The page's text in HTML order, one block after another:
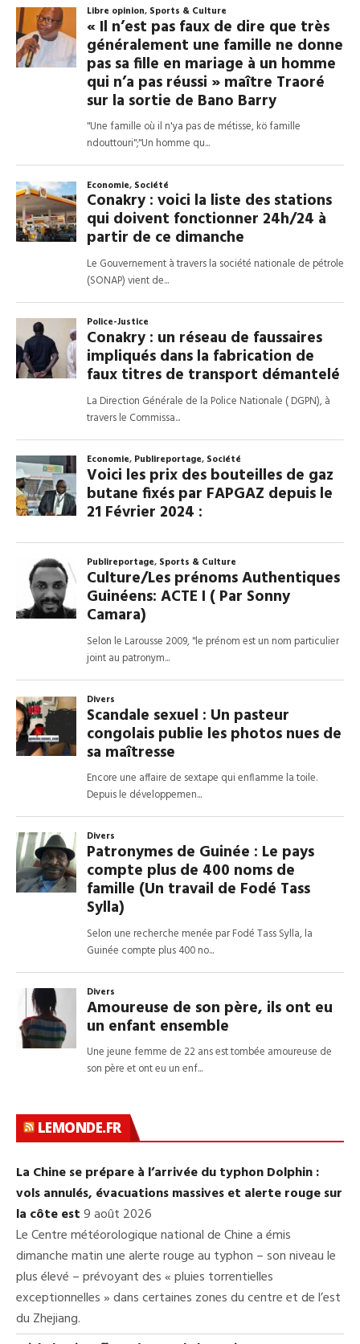
LEMONDE.FR
La Chine se prépare à l’arrivée du typhon Dolphin :
vols annulés, évacuations massives et alerte rouge sur
la côte est9 août 2026
Le Centre météorologique national de Chine a émis
dimanche matin une alerte rouge au typhon – son niveau le
plus élevé – prévoyant des « pluies torrentielles
exceptionnelles » dans certaines zones du centre et de l’est
du Zhejiang.